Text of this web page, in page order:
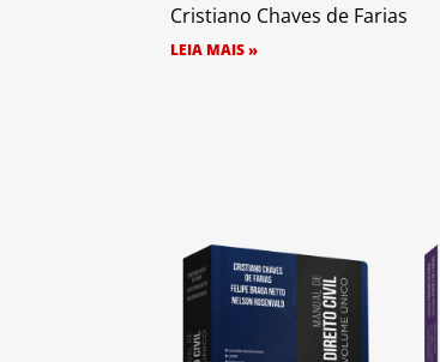
Cristiano Chaves de Farias
LEIA MAIS »